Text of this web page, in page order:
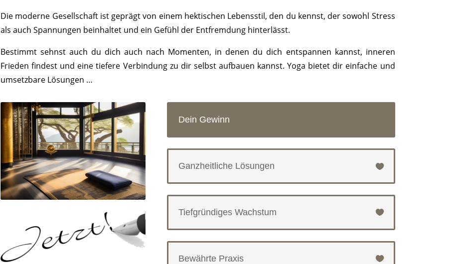
Die moderne Gesellschaft ist geprägt von einem hektischen Lebensstil, den du kennst, der sowohl Stress
als auch Spannungen beinhaltet und ein Gefühl der Entfremdung hinterlässt.
Bestimmt sehnst auch du dich auch nach Momenten, in denen du dich entspannen kannst, inneren
Frieden findest und eine tiefere Verbindung zu dir selbst aufbauen kannst. Yoga bietet dir einfache und
umsetzbare Lösungen …
Dein Gewinn
Ganzheitliche Lösungen
Tiefgründiges Wachstum
Bewährte Praxis